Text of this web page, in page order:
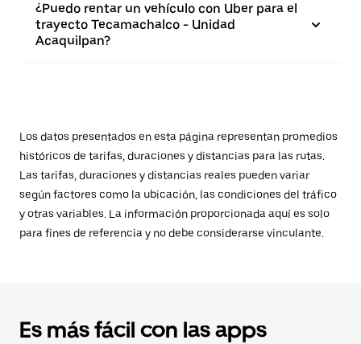
¿Puedo rentar un vehículo con Uber para el
trayecto Tecamachalco - Unidad
Acaquilpan?
Los datos presentados en esta página representan promedios
históricos de tarifas, duraciones y distancias para las rutas.
Las tarifas, duraciones y distancias reales pueden variar
según factores como la ubicación, las condiciones del tráfico
y otras variables. La información proporcionada aquí es solo
para fines de referencia y no debe considerarse vinculante.
Es más fácil con las apps